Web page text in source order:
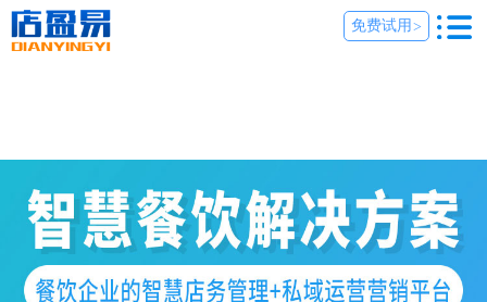
免费试用 >